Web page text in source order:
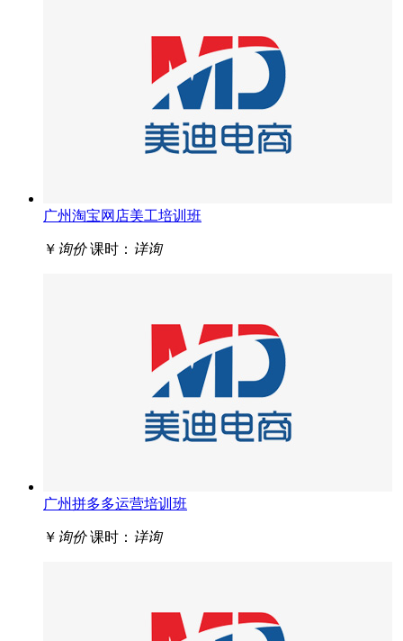
广州淘宝网店美工培训班
￥ 询价 课时： 详询
广州拼多多运营培训班
￥ 询价 课时： 详询